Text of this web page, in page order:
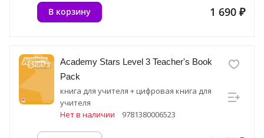
1 690 ₽
В корзину
Academy Stars Level 3 Teacher's Book
Pack
книга для учителя + цифровая книга для
учителя
Нет в наличии
9781380006523